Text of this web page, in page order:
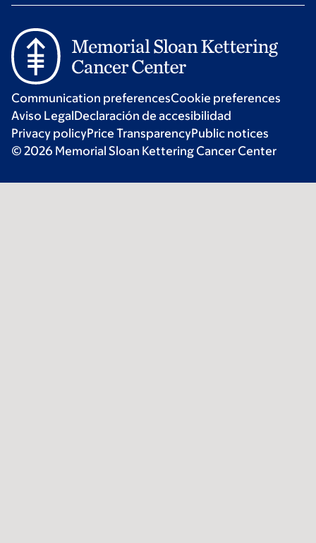
Communication preferencesCookie preferences
Aviso LegalDeclaración de accesibilidad
Privacy policyPrice TransparencyPublic notices
© 2026 Memorial Sloan Kettering Cancer Center